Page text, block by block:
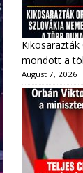
mondott a
August 7, 2026